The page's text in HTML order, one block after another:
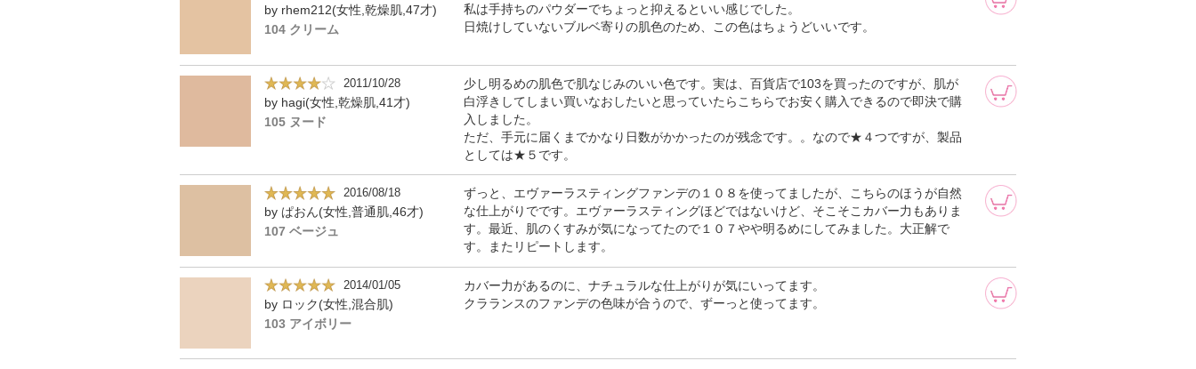
by rhem212(女性,乾燥肌,47才)
104 クリーム
私は手持ちのパウダーでちょっと抑えるといい感じでした。
日焼けしていないブルベ寄りの肌色のため、この色はちょうどいいです。
2011/10/28
by hagi(女性,乾燥肌,41才)
105 ヌード
少し明るめの肌色で肌なじみのいい色です。実は、百貨店で103を買ったのですが、肌が
白浮きしてしまい買いなおしたいと思っていたらこちらでお安く購入できるので即決で購
入しました。
ただ、手元に届くまでかなり日数がかかったのが残念です。。なので★４つですが、製品
としては★５です。
2016/08/18
by ぱおん(女性,普通肌,46才)
107 ベージュ
ずっと、エヴァーラスティングファンデの１０８を使ってましたが、こちらのほうが自然
な仕上がりでです。エヴァーラスティングほどではないけど、そこそこカバー力もありま
す。最近、肌のくすみが気になってたので１０７やや明るめにしてみました。大正解で
す。またリピートします。
2014/01/05
by ロック(女性,混合肌)
103 アイボリー
カバー力があるのに、ナチュラルな仕上がりが気にいってます。
クラランスのファンデの色味が合うので、ずーっと使ってます。